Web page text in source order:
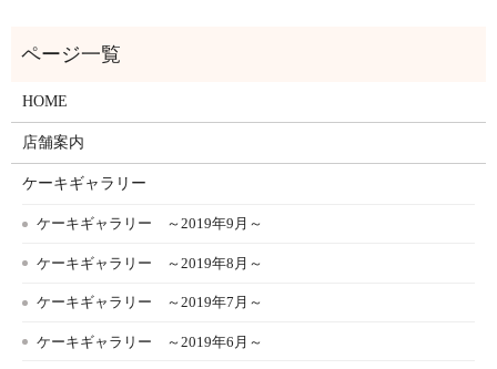
HOME
店舗案内
ケーキギャラリー
ケーキギャラリー ～2019年9月～
ケーキギャラリー ～2019年8月～
ケーキギャラリー ～2019年7月～
ケーキギャラリー ～2019年6月～